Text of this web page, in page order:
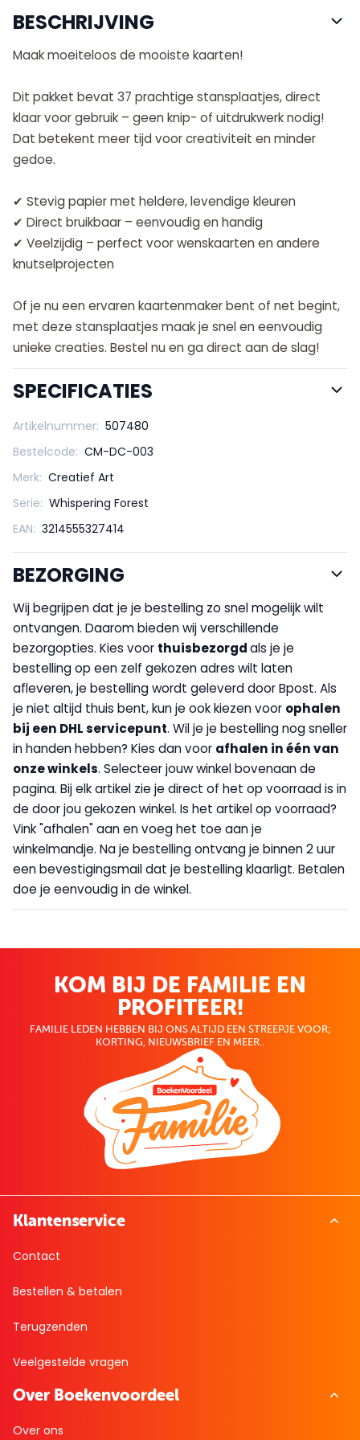
BESCHRIJVING
Maak moeiteloos de mooiste kaarten!
Dit pakket bevat 37 prachtige stansplaatjes, direct
klaar voor gebruik – geen knip- of uitdrukwerk nodig!
Dat betekent meer tijd voor creativiteit en minder
gedoe.
✔ Stevig papier met heldere, levendige kleuren
✔ Direct bruikbaar – eenvoudig en handig
✔ Veelzijdig – perfect voor wenskaarten en andere
knutselprojecten
Of je nu een ervaren kaartenmaker bent of net begint,
met deze stansplaatjes maak je snel en eenvoudig
unieke creaties. Bestel nu en ga direct aan de slag!
SPECIFICATIES
Artikelnummer: 507480
Bestelcode: CM-DC-003
Merk: Creatief Art
Serie: Whispering Forest
EAN: 3214555327414
BEZORGING
Wij begrijpen dat je je bestelling zo snel mogelijk wilt
ontvangen. Daarom bieden wij verschillende
bezorgopties. Kies voor thuisbezorgdals je je
bestelling op een zelf gekozen adres wilt laten
afleveren, je bestelling wordt geleverd door Bpost. Als
je niet altijd thuis bent, kun je ook kiezen voor ophalen
bij een DHL servicepunt. Wil je je bestelling nog sneller
in handen hebben? Kies dan voor afhalen in één van
onze winkels. Selecteer jouw winkel bovenaan de
pagina. Bij elk artikel zie je direct of het op voorraad is in
de door jou gekozen winkel. Is het artikel op voorraad?
Vink "afhalen" aan en voeg het toe aan je
winkelmandje. Na je bestelling ontvang je binnen 2 uur
een bevestigingsmail dat je bestelling klaarligt. Betalen
doe je eenvoudig in de winkel.
KOM BIJ DE FAMILIE EN
PROFITEER!
FAMILIE LEDEN HEBBEN BIJ ONS ALTIJD EEN STREEPJE VOOR;
KORTING, NIEUWSBRIEF EN MEER..
Klantenservice
Contact
Bestellen & betalen
Terugzenden
Veelgestelde vragen
Over Boekenvoordeel
Over ons